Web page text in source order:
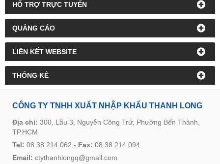
HỔ TRỢ TRỰC TUYẾN
QUẢNG CÁO
LIÊN KẾT WEBSITE
THỐNG KÊ
CÔNG TY TNHH XUẤT NHẬP KHẨU THANH LONG
Địa chỉ: 300, Lầu 3, Nguyễn Công Trứ, Phường Bến Thành,
TP.HCM
Tel: 08.38.214.062 - Fax: 08.38.214.094
Email: ctythanhlongq@gmail.com